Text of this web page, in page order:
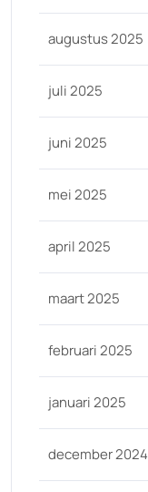
augustus 2025
juli 2025
juni 2025
mei 2025
april 2025
maart 2025
februari 2025
januari 2025
december 2024